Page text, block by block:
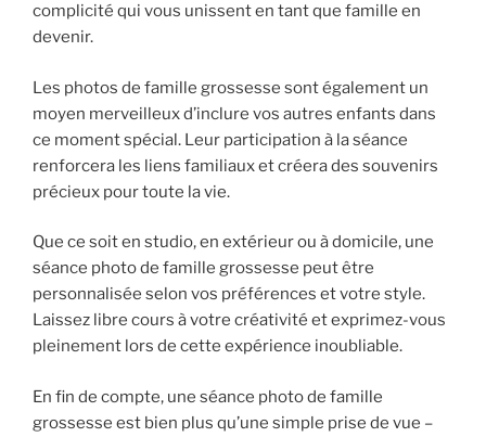
complicité qui vous unissent en tant que famille en
devenir.
Les photos de famille grossesse sont également un
moyen merveilleux d’inclure vos autres enfants dans
ce moment spécial. Leur participation à la séance
renforcera les liens familiaux et créera des souvenirs
précieux pour toute la vie.
Que ce soit en studio, en extérieur ou à domicile, une
séance photo de famille grossesse peut être
personnalisée selon vos préférences et votre style.
Laissez libre cours à votre créativité et exprimez-vous
pleinement lors de cette expérience inoubliable.
En fin de compte, une séance photo de famille
grossesse est bien plus qu’une simple prise de vue –